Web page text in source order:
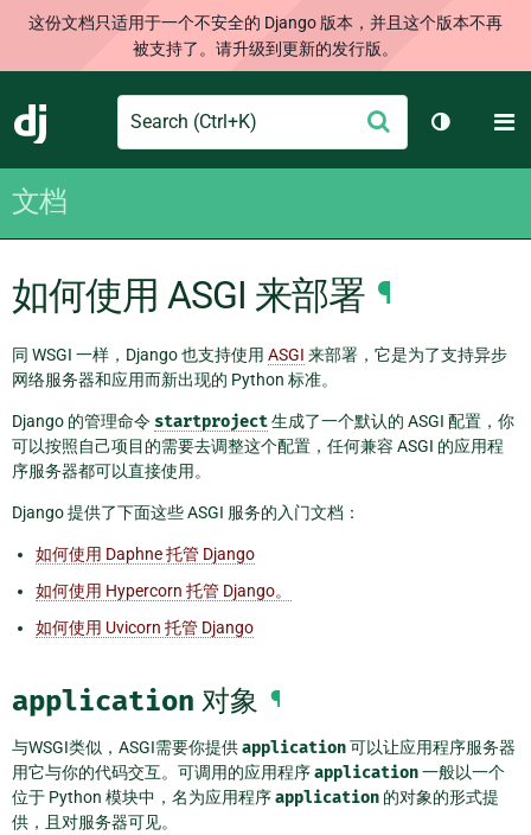
这份文档只适用于一个不安全的 Django 版本，并且这个版本不再
被支持了。请升级到更新的发行版。
Django
Search
交
切换主题
文档
如何使用 ASGI 来部署 ¶
同 WSGI 一样，Django 也支持使用 ASGI 来部署，它是为了支持异步
网络服务器和应用而新出现的 Python 标准。
Django 的管理命令 startproject生成了一个默认的 ASGI 配置，你
可以按照自己项目的需要去调整这个配置，任何兼容 ASGI 的应用程
序服务器都可以直接使用。
Django 提供了下面这些 ASGI 服务的入门文档：
如何使用 Daphne 托管 Django
如何使用 Hypercorn 托管 Django。
如何使用 Uvicorn 托管 Django
application 对象 ¶
与WSGI类似，ASGI需要你提供application可以让应用程序服务器
用它与你的代码交互。可调用的应用程序application一般以一个
位于 Python 模块中，名为应用程序application 的对象的形式提
供，且对服务器可见。